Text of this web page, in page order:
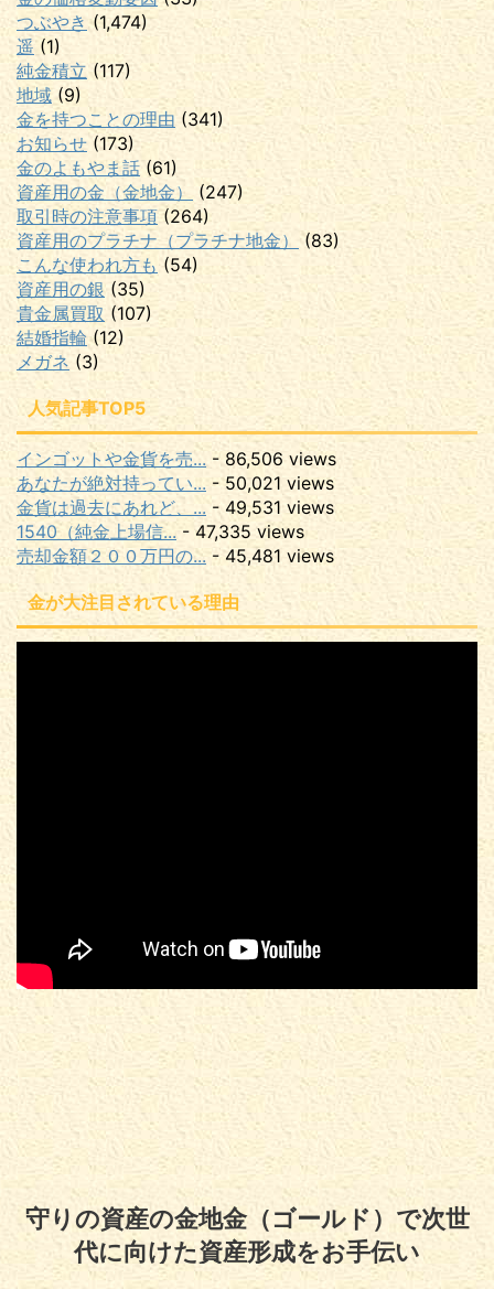
つぶやき (1,474)
遥(1)
純金積立 (117)
地域 (9)
金を持つことの理由 (341)
お知らせ (173)
金のよもやま話(61)
資産用の金（金地金）
(247)
取引時の注意事項(264)
資産用のプラチナ（プラチナ地金） (83)
こんな使われ方も (54)
資産用の銀 (35)
貴金属買取 (107)
結婚指輪(12)
メガネ (3)
人気記事TOP5
インゴットや金貨を売... - 86,506 views
あなたが絶対持ってい... - 50,021 views
金貨は過去にあれど、... - 49,531 views
1540（純金上場信... - 47,335 views
売却金額２００万円の... - 45,481 views
金が大注目されている理由
守りの資産の金地金（ゴールド）で次世
代に向けた資産形成をお手伝い